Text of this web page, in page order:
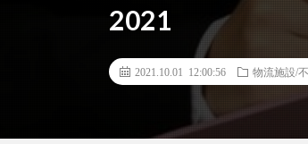
2021
2021.10.01 12:00:56 物流施設/